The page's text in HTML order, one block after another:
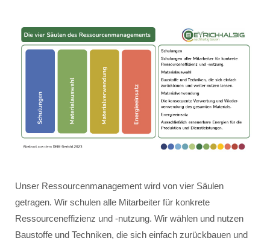
Unser Ressourcenmanagement wird von vier Säulen
getragen. Wir schulen alle Mitarbeiter für konkrete
Ressourceneffizienz und -nutzung. Wir wählen und nutzen
Baustoffe und Techniken, die sich einfach zurückbauen und